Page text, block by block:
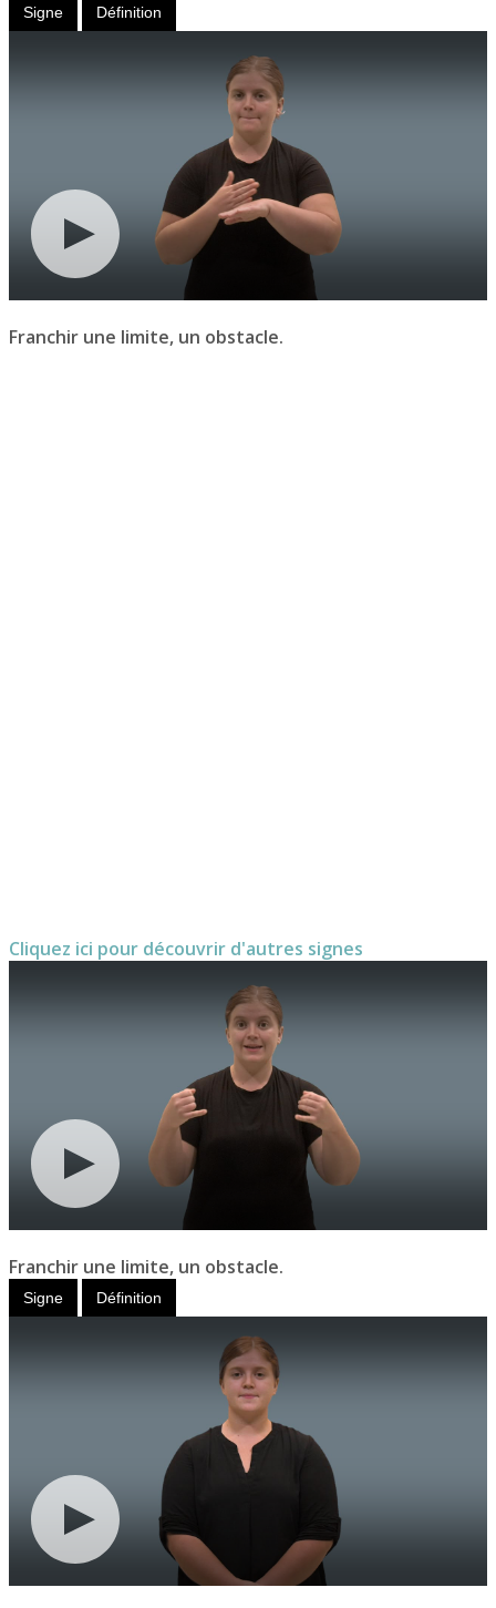
Signe Définition
Franchir une limite, un obstacle.
Cliquez ici pour découvrir d'autres signes
Franchir une limite, un obstacle.
Signe Définition